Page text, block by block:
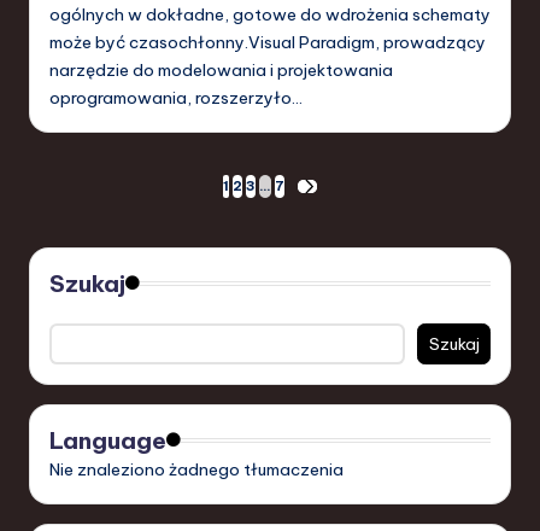
ogólnych w dokładne, gotowe do wdrożenia schematy
może być czasochłonny.Visual Paradigm, prowadzący
narzędzie do modelowania i projektowania
oprogramowania, rozszerzyło…
Stronicowanie
wpisów
1 2 3 … 7
NEXT
Szukaj
Szukaj
Language
Nie znaleziono żadnego tłumaczenia